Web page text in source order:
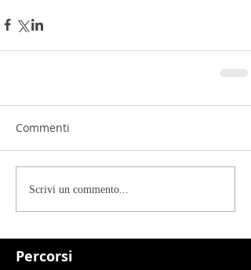
Percorsi
Commenti
Scrivi un commento...